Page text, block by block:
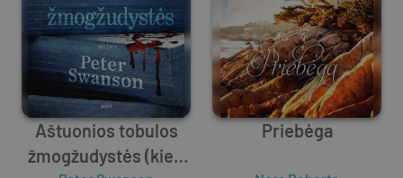
Aštuonios tobulos
žmogžudystės (kieti
Priebėga